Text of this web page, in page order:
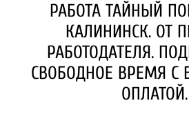
РАБОТА ТАЙНЫЙ
КАЛИНИНСК. ОТ
РАБОТОДАТЕЛЯ.
СВОБОДНОЕ ВРЕМЯ С
ОПЛАТОЙ.